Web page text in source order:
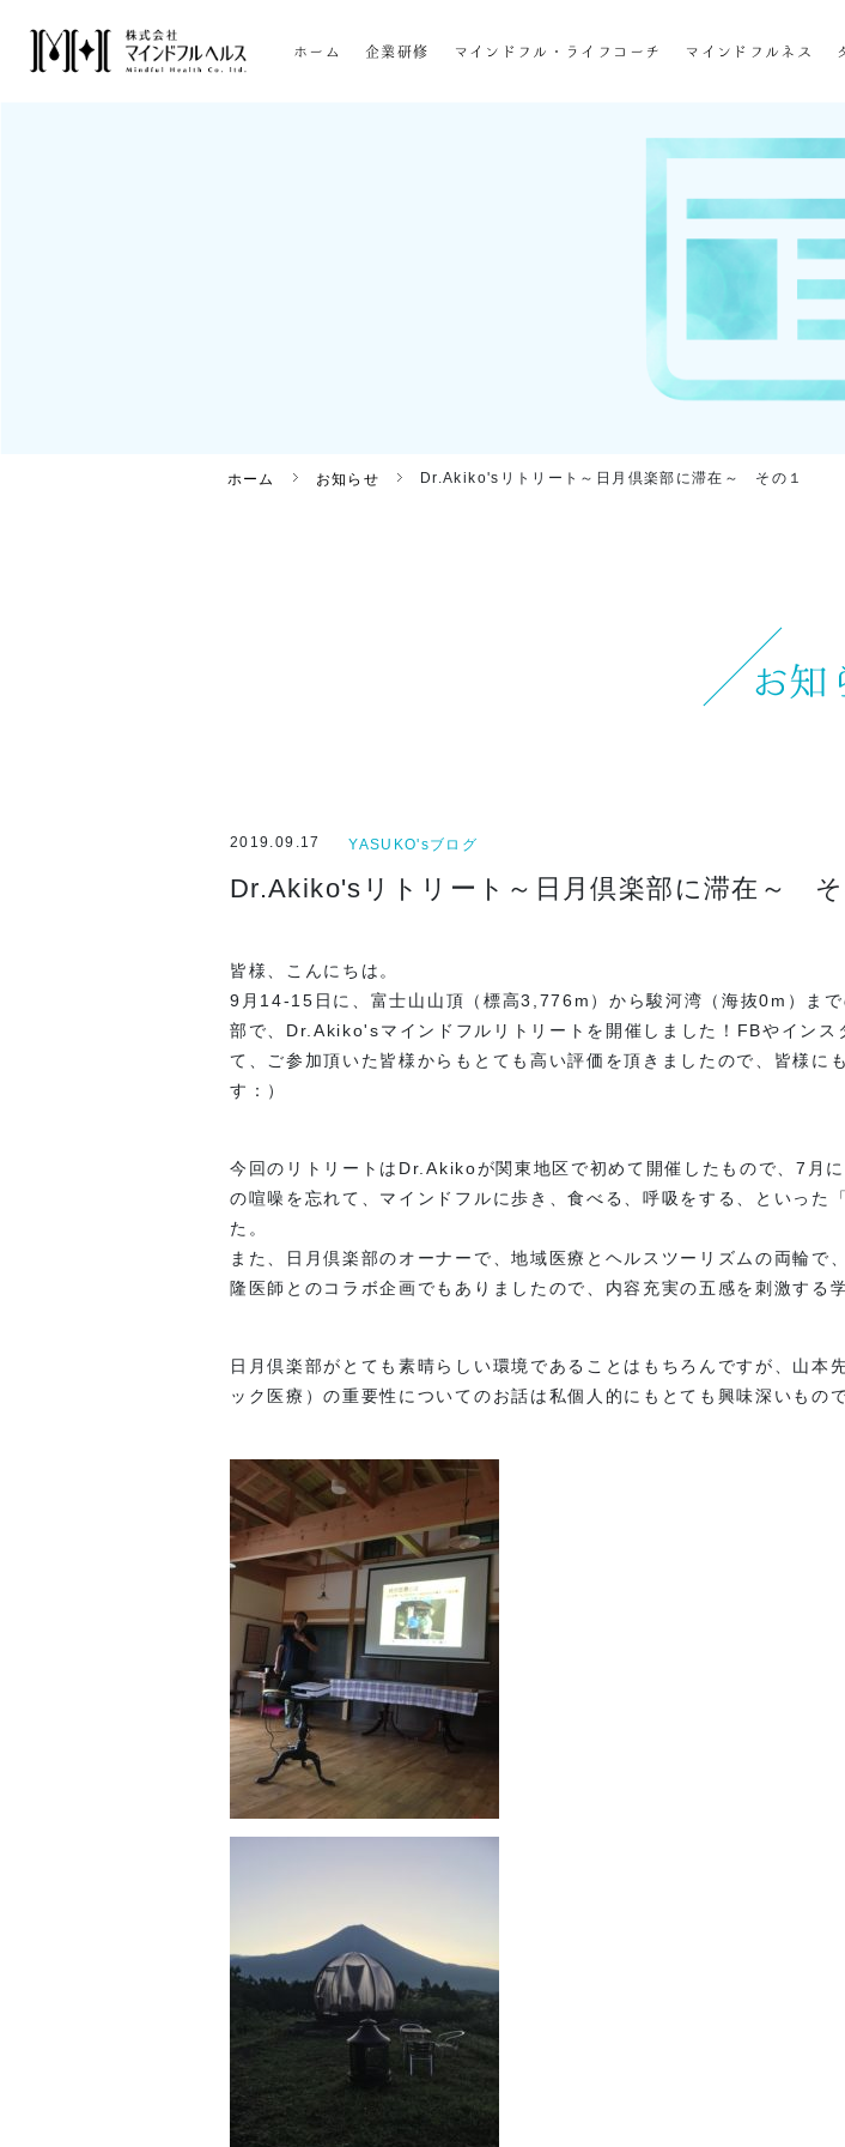
ホーム 企業研修 マインドフル・ライフコーチ マインドフルネス
マインドフル・ラ
マインドフ
ダイエッ
私たちの挑
ブログ
マインドフル・ラ
法人の方はこ
ホーム お知らせ Dr.Akiko'sリトリート～日月倶楽部に滞在～ その１
2019.09.17 YASUKO'sブログ
Dr.Akiko'sリトリート～日月倶楽部に滞在～ そ
皆様、こんにちは。
9月14-15日に、富士山山頂（標高3,776m）から駿河湾（海抜0m）ま
部で、Dr.Akiko'sマインドフルリトリートを開催しました！FBやイン
て、ご参加頂いた皆様からもとても高い評価を頂きましたので、皆様に
す：）
今回のリトリートはDr.Akikoが関東地区で初めて開催したもので、7月
の喧噪を忘れて、マインドフルに歩き、食べる、呼吸をする、といった
た。
また、日月倶楽部のオーナーで、地域医療とヘルスツーリズムの両輪
隆医師とのコラボ企画でもありましたので、内容充実の五感を刺激する
日月倶楽部がとても素晴らしい環境であることはもちろんですが、山本
ック医療）の重要性についてのお話は私個人的にもとても興味深いもので